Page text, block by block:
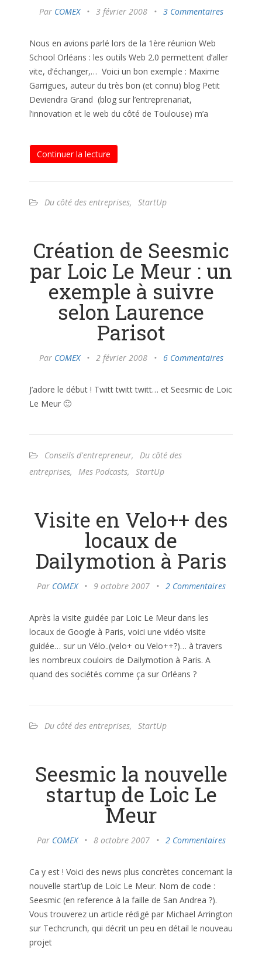
Par COMEX • 3 février 2008 • 3 Commentaires
Nous en avions parlé lors de la 1ère réunion Web
School Orléans : les outils Web 2.0 permettent d’aller
vite, d’échanger,… Voici un bon exemple : Maxime
Garrigues, auteur du très bon (et connu) blog Petit
Deviendra Grand (blog sur l’entreprenariat,
l’innovation et le web du côté de Toulouse) m’a
Continuer la lecture
Du côté des entreprises, StartUp
Création de Seesmic
par Loic Le Meur : un
exemple à suivre
selon Laurence
Parisot
Par COMEX • 2 février 2008 • 6 Commentaires
J’adore le début ! Twitt twitt twitt… et Seesmic de Loic
Le Meur 🙂
Conseils d'entrepreneur,
Du côté des
entreprises, Mes Podcasts, StartUp
Visite en Velo++ des
locaux de
Dailymotion à Paris
Par COMEX • 9 octobre 2007 • 2 Commentaires
Après la visite guidée par Loic Le Meur dans les
locaux de Google à Paris, voici une vidéo visite
guidée… sur un Vélo..(velo+ ou Velo++?)… à travers
les nombreux couloirs de Dailymotion à Paris. A
quand des sociétés comme ça sur Orléans ?
Du côté des entreprises, StartUp
Seesmic la nouvelle
startup de Loic Le
Meur
Par COMEX • 8 octobre 2007 • 2 Commentaires
Ca y est ! Voici des news plus concrètes concernant la
nouvelle start’up de Loic Le Meur. Nom de code :
Seesmic (en reference à la faille de San Andrea ?).
Vous trouverez un article rédigé par Michael Arrington
sur Techcrunch, qui décrit un peu en détail le nouveau
projet